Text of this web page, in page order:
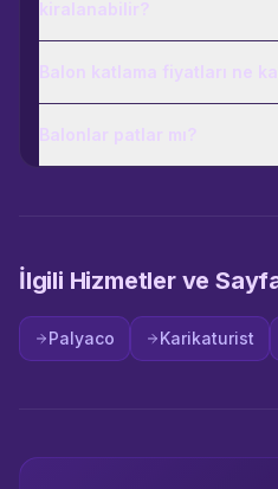
kiralanabilir?
Balon katlama fiyatları ne
Balonlar patlar mı?
İlgili Hizmetler ve
Palyaco Karikaturist